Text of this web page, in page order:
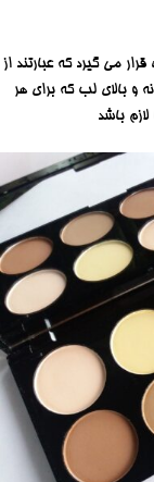
می گیرد که عبارتند از
و بالای لب که برای هر
باشد